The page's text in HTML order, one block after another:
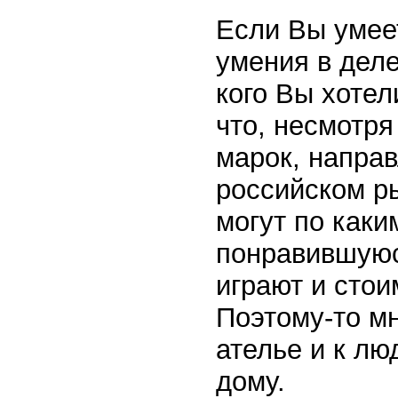
Если Вы
умения в
кого Вы
что,
марок,
российском
могут по
играют и
Поэтому-то
ателье и к
дому.